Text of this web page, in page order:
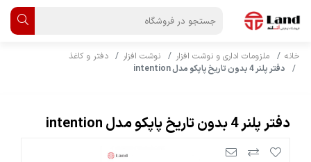
خانه ملزومات اداری و نوشت افزار نوشت افزار
دفتر و کاغذ
دفتر پلنر 4 بدون تاریخ پاپکو مدل intention
دفتر پلنر 4 بدون تاریخ پاپکو مدل intention